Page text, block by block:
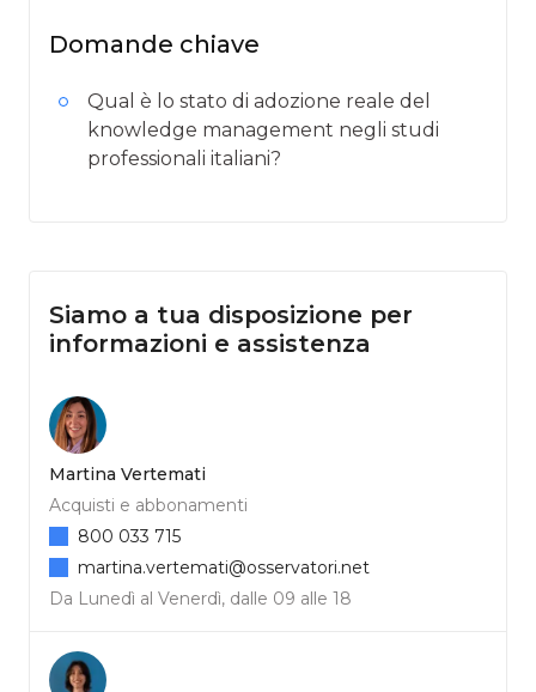
Domande chiave
Qual è lo stato di adozione reale del
knowledge management negli studi
professionali italiani?
Siamo a tua disposizione per
informazioni e assistenza
Martina Vertemati
Acquisti e abbonamenti
Da Lunedì al Venerdì, dalle 09 alle 18
800 033 715
martina.vertemati@osservatori.net